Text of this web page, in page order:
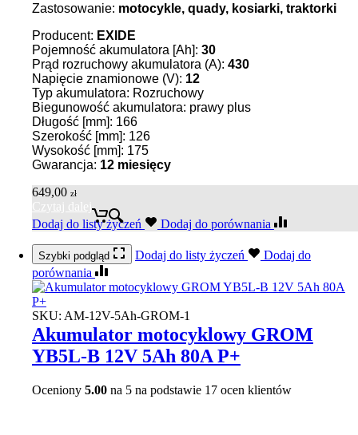
Zastosowanie: motocykle, quady, kosiarki, traktorki
Producent: EXIDE
Pojemność akumulatora [Ah]: 30
Prąd rozruchowy akumulatora (A): 430
Napięcie znamionowe (V): 12
Typ akumulatora: Rozruchowy
Biegunowość akumulatora: prawy plus
Długość [mm]: 166
Szerokość [mm]: 126
Wysokość [mm]: 175
Gwarancja: 12 miesięcy
649,00 zł
Czytaj dalej
Dodaj do listy życzeń
Dodaj do porównania
Szybki podgląd Dodaj do listy życzeń
Dodaj do
porównania
SKU: AM-12V-5Ah-GROM-1
Akumulator motocyklowy GROM
YB5L-B 12V 5Ah 80A P+
Oceniony 5.00 na 5 na podstawie 17 ocen klientów